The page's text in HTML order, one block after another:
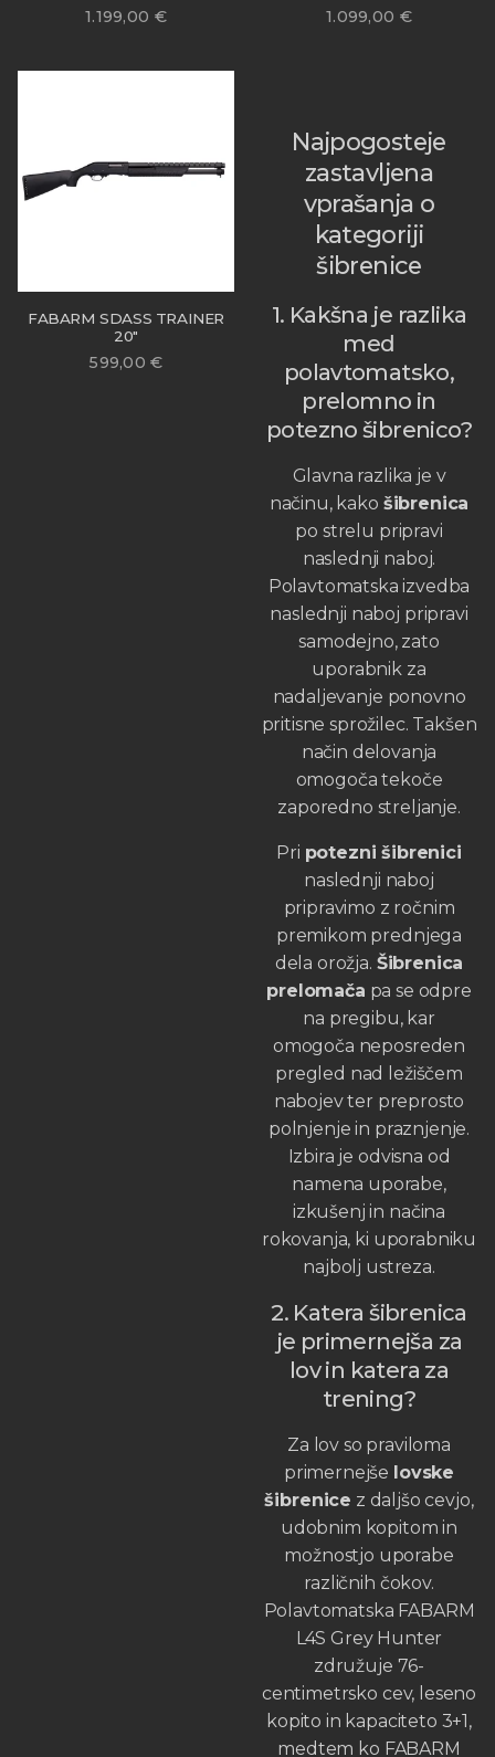
1.199,00 € 1.099,00 €
599,00€
FABARM SDASS TRAINER
20″
Najpogosteje
zastavljena
vprašanja o
kategoriji
šibrenice
1. Kakšna je razlika
med
polavtomatsko,
prelomno in
potezno šibrenico?
Glavna razlika je v
načinu, kako šibrenica
po strelu pripravi
naslednji naboj.
Polavtomatska izvedba
naslednji naboj pripravi
samodejno, zato
uporabnik za
nadaljevanje ponovno
pritisne sprožilec. Takšen
način delovanja
omogoča tekoče
zaporedno streljanje.
Pri potezni šibrenici
naslednji naboj
pripravimo z ročnim
premikom prednjega
dela orožja. Šibrenica
prelomača pa se odpre
na pregibu, kar
omogoča neposreden
pregled nad ležiščem
nabojev ter preprosto
polnjenje in praznjenje.
Izbira je odvisna od
namena uporabe,
izkušenj in načina
rokovanja, ki uporabniku
najbolj ustreza.
2. Katera šibrenica
je primernejša za
lov in katera za
trening?
Za lov so praviloma
primernejše lovske
šibrenice z daljšo cevjo,
udobnim kopitom in
možnostjo uporabe
različnih čokov.
Polavtomatska FABARM
L4S Grey Hunter
združuje 76-
centimetrsko cev, leseno
kopito in kapaciteto 3+1,
medtem ko FABARM